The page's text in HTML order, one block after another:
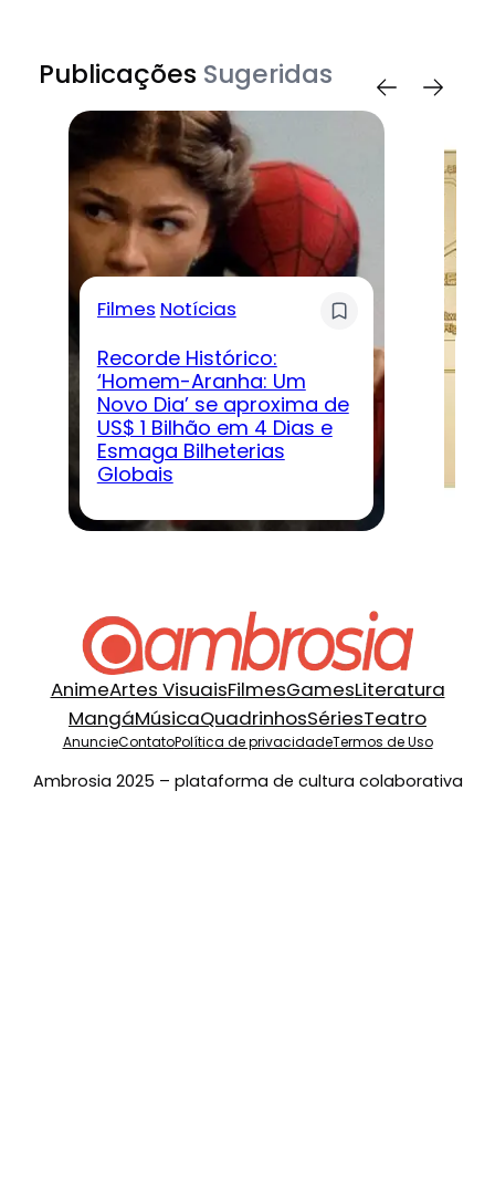
Publicações Sugeridas
Filmes Notícias
Recorde Histórico:
‘Homem-Aranha: Um
Novo Dia’ se aproxima de
US$ 1 Bilhão em 4 Dias e
Esmaga Bilheterias
Globais
AnimeArtes VisuaisFilmesGamesLiteratura
MangáMúsicaQuadrinhosSériesTeatro
AnuncieContatoPolítica de privacidadeTermos de Uso
Ambrosia 2025 – plataforma de cultura colaborativa